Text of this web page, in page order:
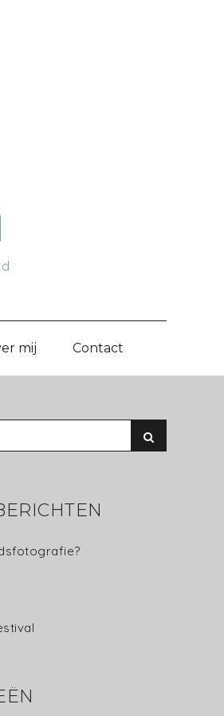
mij Contact